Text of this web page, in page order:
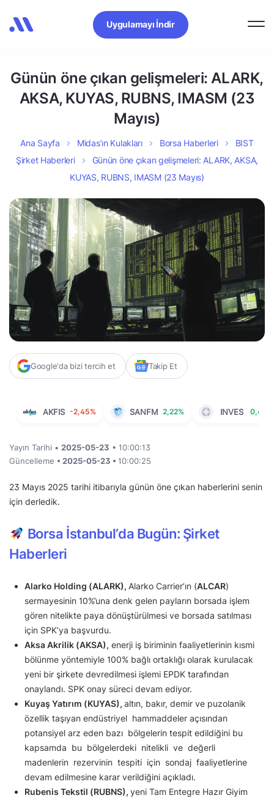
Uygulamayı İndir
Günün öne çıkan gelişmeleri: ALARK,
AKSA, KUYAS, RUBNS, IMASM (23
Mayıs)
Ana Sayfa Midas’ın Kulakları Borsa Haberleri
BIST
Şirket Haberleri
Günün öne çıkan gelişmeleri: ALARK, AKSA,
KUYAS, RUBNS, IMASM (23 Mayıs)
Google'da bizi tercih et Takip Et
AKFIS -2,45% SANFM 2,22% INVES 0,66%
Yayın Tarihi • 2025-05-23 • 10:00:13
Güncelleme • 2025-05-23 • 10:00:25
23 Mayıs 2025 tarihi itibarıyla günün öne çıkan haberlerini senin
için derledik.
Borsa İstanbul’da Bugün: Şirket
Haberleri
Alarko Holding (ALARK), Alarko Carrier’ın (ALCAR)
sermayesinin 10%’una denk gelen payların borsada işlem
gören nitelikte paya dönüştürülmesi ve borsada satılması
için SPK’ya başvurdu.
Aksa Akrilik (AKSA), enerji iş biriminin faaliyetlerinin kısmi
bölünme yöntemiyle 100% bağlı ortaklığı olarak kurulacak
yeni bir şirkete devredilmesi işlemi EPDK tarafından
onaylandı. SPK onay süreci devam ediyor.
Kuyaş Yatırım (KUYAS), altın, bakır, demir ve puzolanik
özellik taşıyan endüstriyel hammaddeler açısından
potansiyel arz eden bazı bölgelerin tespit edildiğini bu
kapsamda bu bölgelerdeki nitelikli ve değerli
madenlerin rezervinin tespiti için sondaj faaliyetlerine
devam edilmesine karar verildiğini açıkladı.
Rubenis Tekstil (RUBNS), yeni Tam Entegre Hazır Giyim